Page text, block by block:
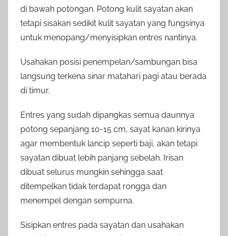
di bawah potongan. Potong kulit sayatan akan
tetapi sisakan sedikit kulit sayatan yang fungsinya
untuk menopang/menyisipkan entres nantinya.
Usahakan posisi penempelan/sambungan bisa
langsung terkena sinar matahari pagi atau berada
di timur.
Entres yang sudah dipangkas semua daunnya
potong sepanjang 10-15 cm, sayat kanan kirinya
agar membentuk lancip seperti baji, akan tetapi
sayatan dibuat lebih panjang sebelah. Irisan
dibuat selurus mungkin sehingga saat
ditempelkan tidak terdapat rongga dan
menempel dengan sempurna.
Sisipkan entres pada sayatan dan usahakan